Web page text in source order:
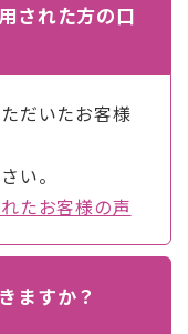
された方の口
だいたお客様
い。
たお客様の声
ますか？